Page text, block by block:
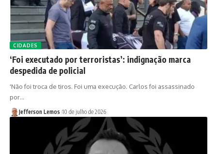
CIDADES
‘Foi executado por terroristas’: indignação marca
despedida de policial
'Não foi troca de tiros. Foi uma execução. Carlos foi assassinado
por…
Jefferson Lemos 10 de julho de 2026